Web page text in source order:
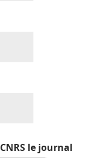
le journal